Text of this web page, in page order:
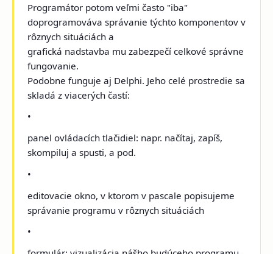
Programátor potom veľmi často "iba"
doprogramováva správanie týchto komponentov v
rôznych situáciách a
grafická nadstavba mu zabezpečí celkové správne
fungovanie.
Podobne funguje aj Delphi. Jeho celé prostredie sa
skladá z viacerých častí:
•
panel ovládacích tlačidiel: napr. načítaj, zapíš,
skompiluj a spusti, a pod.
•
editovacie okno, v ktorom v pascale popisujeme
správanie programu v rôznych situáciách
•